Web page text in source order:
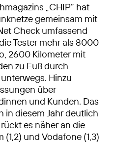
„CHIP” hat
gemeinsam mit
Check umfassend
Tester mehr als 8000
2600 Kilometer mit
zu Fuß durch
Hinzu
über
und Kunden. Das
in diesem Jahr deutlich
es näher an die
und Vodafone (1,3)